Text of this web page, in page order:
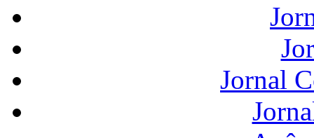
Jornal